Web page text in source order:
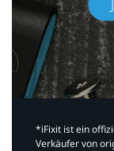
*iFixit ist ein
Verkäufer von